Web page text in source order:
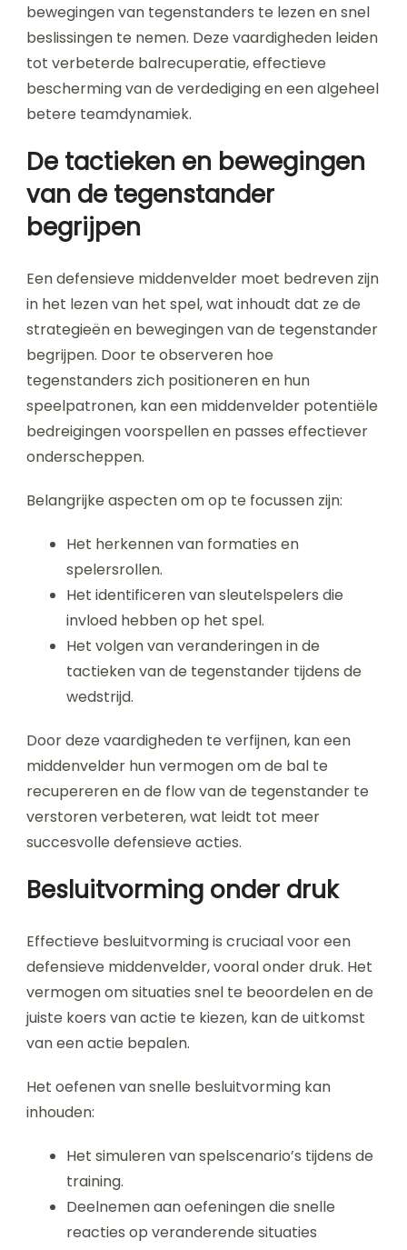
bewegingen van tegenstanders te lezen en snel
beslissingen te nemen. Deze vaardigheden leiden
tot verbeterde balrecuperatie, effectieve
bescherming van de verdediging en een algeheel
betere teamdynamiek.
De tactieken en bewegingen
van de tegenstander
begrijpen
Een defensieve middenvelder moet bedreven zijn
in het lezen van het spel, wat inhoudt dat ze de
strategieën en bewegingen van de tegenstander
begrijpen. Door te observeren hoe
tegenstanders zich positioneren en hun
speelpatronen, kan een middenvelder potentiële
bedreigingen voorspellen en passes effectiever
onderscheppen.
Belangrijke aspecten om op te focussen zijn:
Het herkennen van formaties en
spelersrollen.
Het identificeren van sleutelspelers die
invloed hebben op het spel.
Het volgen van veranderingen in de
tactieken van de tegenstander tijdens de
wedstrijd.
Door deze vaardigheden te verfijnen, kan een
middenvelder hun vermogen om de bal te
recupereren en de flow van de tegenstander te
verstoren verbeteren, wat leidt tot meer
succesvolle defensieve acties.
Besluitvorming onder druk
Effectieve besluitvorming is cruciaal voor een
defensieve middenvelder, vooral onder druk. Het
vermogen om situaties snel te beoordelen en de
juiste koers van actie te kiezen, kan de uitkomst
van een actie bepalen.
Het oefenen van snelle besluitvorming kan
inhouden:
Het simuleren van spelscenario’s tijdens de
training.
Deelnemen aan oefeningen die snelle
reacties op veranderende situaties